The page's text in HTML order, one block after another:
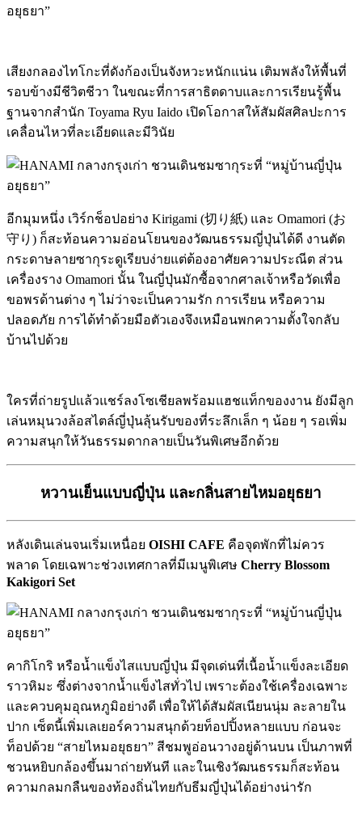
เสียงกลองไทโกะที่ดังก้องเป็นจังหวะหนักแน่น เติมพลังให้พื้นที่
รอบข้างมีชีวิตชีวา ในขณะที่การสาธิตดาบและการเรียนรู้พื้น
ฐานจากสำนัก Toyama Ryu Iaido เปิดโอกาสให้สัมผัสศิลปะการ
เคลื่อนไหวที่ละเอียดและมีวินัย
อีกมุมหนึ่ง เวิร์กช็อปอย่าง Kirigami (切り紙) และ Omamori (お
守り) ก็สะท้อนความอ่อนโยนของวัฒนธรรมญี่ปุ่นได้ดี งานตัด
กระดาษลายซากุระดูเรียบง่ายแต่ต้องอาศัยความประณีต ส่วน
เครื่องราง Omamori นั้น ในญี่ปุ่นมักซื้อจากศาลเจ้าหรือวัดเพื่อ
ขอพรด้านต่าง ๆ ไม่ว่าจะเป็นความรัก การเรียน หรือความ
ปลอดภัย การได้ทำด้วยมือตัวเองจึงเหมือนพกความตั้งใจกลับ
บ้านไปด้วย
ใครที่ถ่ายรูปแล้วแชร์ลงโซเชียลพร้อมแฮชแท็กของงาน ยังมีลูก
เล่นหมุนวงล้อสไตล์ญี่ปุ่นลุ้นรับของที่ระลึกเล็ก ๆ น้อย ๆ รอเพิ่ม
ความสนุกให้วันธรรมดากลายเป็นวันพิเศษอีกด้วย
หวานเย็นแบบญี่ปุ่น และกลิ่นสายไหมอยุธยา
หลังเดินเล่นจนเริ่มเหนื่อย OISHI CAFE คือจุดพักที่ไม่ควร
พลาด โดยเฉพาะช่วงเทศกาลที่มีเมนูพิเศษ Cherry Blossom
Kakigori Set
คากิโกริ หรือน้ำแข็งไสแบบญี่ปุ่น มีจุดเด่นที่เนื้อน้ำแข็งละเอียด
ราวหิมะ ซึ่งต่างจากน้ำแข็งไสทั่วไป เพราะต้องใช้เครื่องเฉพาะ
และควบคุมอุณหภูมิอย่างดี เพื่อให้ได้สัมผัสเนียนนุ่ม ละลายใน
ปาก เซ็ตนี้เพิ่มเลเยอร์ความสนุกด้วยท็อปปิ้งหลายแบบ ก่อนจะ
ท็อปด้วย “สายไหมอยุธยา” สีชมพูอ่อนวางอยู่ด้านบน เป็นภาพที่
ชวนหยิบกล้องขึ้นมาถ่ายทันที และในเชิงวัฒนธรรมก็สะท้อน
ความกลมกลืนของท้องถิ่นไทยกับธีมญี่ปุ่นได้อย่างน่ารัก